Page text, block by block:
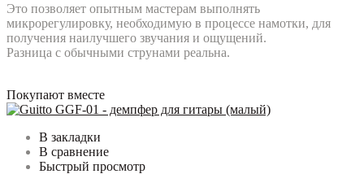
Это позволяет опытным мастерам выполнять
микрорегулировку, необходимую в процессе намотки, для
получения наилучшего звучания и ощущений.
Разница с обычными струнами реальна.
Покупают вместе
В закладки
В сравнение
Быстрый просмотр